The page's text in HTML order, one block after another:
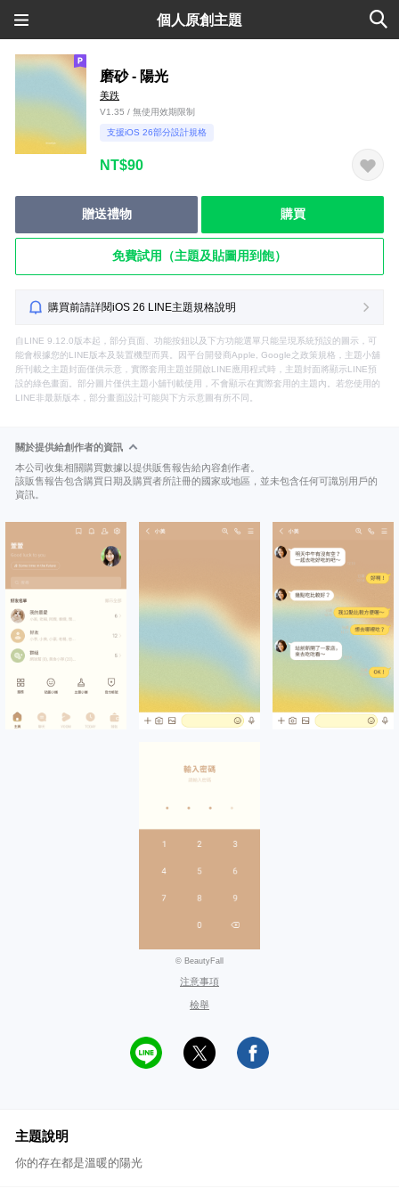
個人原創主題
磨砂 - 陽光
美跌
V1.35 / 無使用效期限制
支援iOS 26部分設計規格
NT$90
贈送禮物 購買
免費試用（主題及貼圖用到飽）
購買前請詳閱iOS 26 LINE主題規格說明
自LINE 9.12.0版本起，部分頁面、功能按鈕以及下方功能選單只能呈現系統預設的圖示，可
能會根據您的LINE版本及裝置機型而異。因平台開發商Apple, Google之政策規格，主題小舖
所刊載之主題封面僅供示意，實際套用主題並開啟LINE應用程式時，主題封面將顯示LINE預
設的綠色畫面。部分圖片僅供主題小舖刊載使用，不會顯示在實際套用的主題內。若您使用的
LINE非最新版本，部分畫面設計可能與下方示意圖有所不同。
關於提供給創作者的資訊
本公司收集相關購買數據以提供販售報告給內容創作者。
該販售報告包含購買日期及購買者所註冊的國家或地區，並未包含任何可識別用戶的
資訊。
© BeautyFall
注意事項
檢舉
主題說明
你的存在都是溫暖的陽光